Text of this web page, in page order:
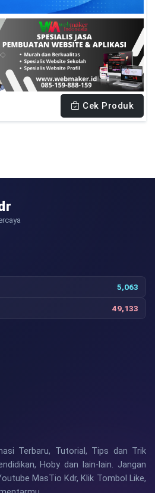
Cek Produk
5,063
49,133
Terbaru, Tutorial, Tips dan Trik
Hoby dan lain-lain. Jangan
MasTio Kdr, Klik Tombol Like,